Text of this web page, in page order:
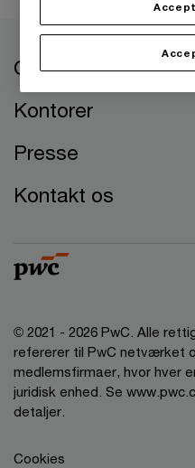
Om os
Kontorer
Presse
Kontakt os
© 2021 - 2026 PwC. Alle
refererer til PwC netværket
medlemsfirmaer, hvor hver
juridisk enhed. Se
detaljer.
Cookies